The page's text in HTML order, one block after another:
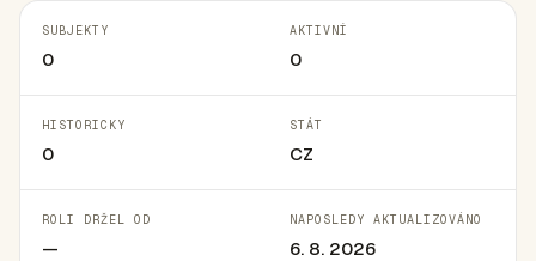
SUBJEKTY
0
AKTIVNÍ
0
HISTORICKY
0
STÁT
CZ
ROLI DRŽEL OD
—
NAPOSLEDY AKTUALIZOVÁNO
6. 8. 2026